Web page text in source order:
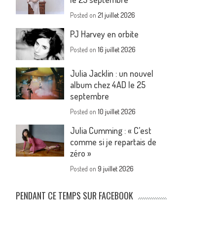
Posted on21 juillet 2026
PJ Harvey en orbite
Posted on16 juillet 2026
Julia Jacklin : un nouvel
album chez 4AD le 25
septembre
Posted on10 juillet 2026
Julia Cumming : « C’est
comme si je repartais de
zéro »
Posted on9 juillet 2026
PENDANT CE TEMPS SUR FACEBOOK